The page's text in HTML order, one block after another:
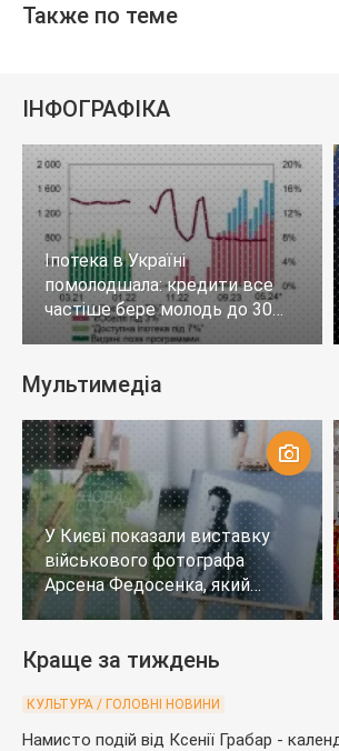
Также по теме
ІНФОГРАФІКА
Іпотека в Україні
помолодшала: кредити все
частіше бере молодь до 30
років
Мультимедіа
У Києві показали виставку
військового фотографа
Арсена Федосенка, який
загинув на війні
Краще за тиждень
КУЛЬТУРА / ГОЛОВНІ НОВИНИ
Намисто подій від Ксенії Грабар -